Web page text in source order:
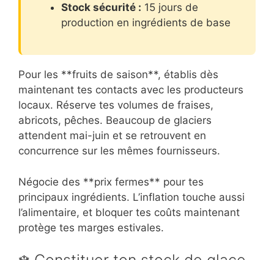
Stock sécurité : 15 jours de
production en ingrédients de base
Pour les **fruits de saison**, établis dès
maintenant tes contacts avec les producteurs
locaux. Réserve tes volumes de fraises,
abricots, pêches. Beaucoup de glaciers
attendent mai-juin et se retrouvent en
concurrence sur les mêmes fournisseurs.
Négocie des **prix fermes** pour tes
principaux ingrédients. L’inflation touche aussi
l’alimentaire, et bloquer tes coûts maintenant
protège tes marges estivales.